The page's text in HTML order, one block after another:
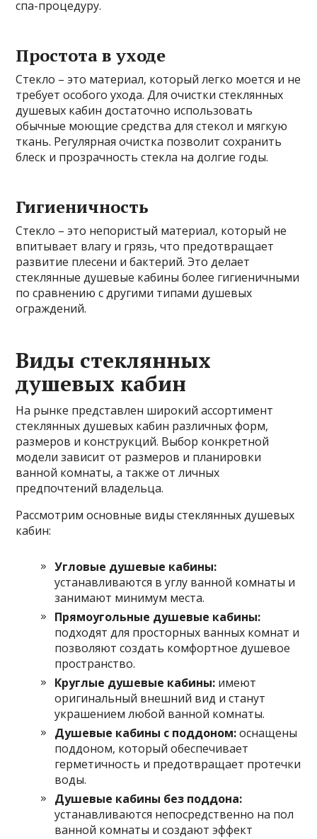
спа-процедуру.
Простота в уходе
Стекло – это материал, который легко моется и не
требует особого ухода. Для очистки стеклянных
душевых кабин достаточно использовать
обычные моющие средства для стекол и мягкую
ткань. Регулярная очистка позволит сохранить
блеск и прозрачность стекла на долгие годы.
Гигиеничность
Стекло – это непористый материал, который не
впитывает влагу и грязь, что предотвращает
развитие плесени и бактерий. Это делает
стеклянные душевые кабины более гигиеничными
по сравнению с другими типами душевых
ограждений.
Виды стеклянных
душевых кабин
На рынке представлен широкий ассортимент
стеклянных душевых кабин различных форм,
размеров и конструкций. Выбор конкретной
модели зависит от размеров и планировки
ванной комнаты, а также от личных
предпочтений владельца.
Рассмотрим основные виды стеклянных душевых
кабин:
Угловые душевые кабины:
устанавливаются в углу ванной комнаты и
занимают минимум места.
Прямоугольные душевые кабины:
подходят для просторных ванных комнат и
позволяют создать комфортное душевое
пространство.
Круглые душевые кабины: имеют
оригинальный внешний вид и станут
украшением любой ванной комнаты.
Душевые кабины с поддоном:оснащены
поддоном, который обеспечивает
герметичность и предотвращает протечки
воды.
Душевые кабины без поддона:
устанавливаются непосредственно на пол
ванной комнаты и создают эффект